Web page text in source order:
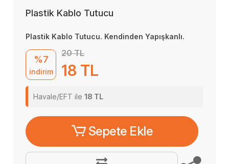
Plastik Kablo Tutucu
Plastik Kablo Tutucu. Kendinden Yapışkanlı.
%7
indirim
20 TL
18 TL
Havale/EFT ile 18 TL
Sepete Ekle